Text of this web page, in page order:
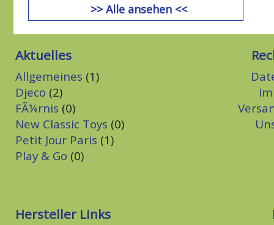
>> Alle ansehen <<
Aktuelles
Allgemeines (1)
Djeco (2)
FÃ¼rnis (0)
New Classic Toys (0)
Petit Jour Paris (1)
Play & Go (0)
Hersteller Links